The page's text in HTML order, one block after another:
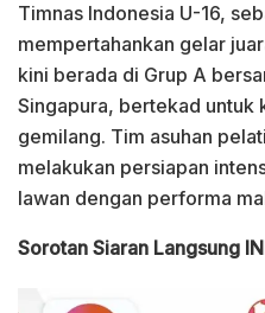
Timnas Indonesia U-16,
mempertahankan gelar
kini berada di Grup A
Singapura, bertekad untuk
gemilang. Tim asuhan
melakukan persiapan
lawan dengan performa
Sorotan Siaran Langsung